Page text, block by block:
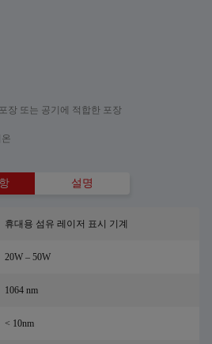
장 또는 공기에 적합한 포장
설명
휴대용 섬유 레이저 표시 기계
20W – 50W
1064 nm
< 10nm